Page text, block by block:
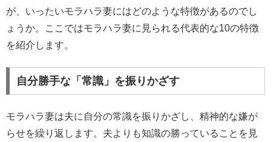
が、いったいモラハラ妻にはどのような特徴があるのでし
ょうか。ここではモラハラ妻に見られる代表的な10の特徴
を紹介します。
自分勝手な「常識」を振りかざす
モラハラ妻は夫に自分の常識を振りかざし、精神的な嫌が
らせを繰り返します。夫よりも知識の勝っていることを見